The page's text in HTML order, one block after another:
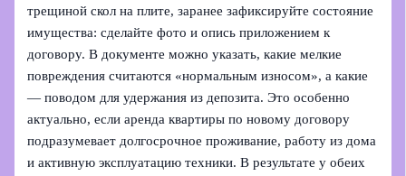
трещиной скол на плите, заранее зафиксируйте состояние
имущества: сделайте фото и опись приложением к
договору. В документе можно указать, какие мелкие
повреждения считаются «нормальным износом», а какие
— поводом для удержания из депозита. Это особенно
актуально, если аренда квартиры по новому договору
подразумевает долгосрочное проживание, работу из дома
и активную эксплуатацию техники. В результате у обеих